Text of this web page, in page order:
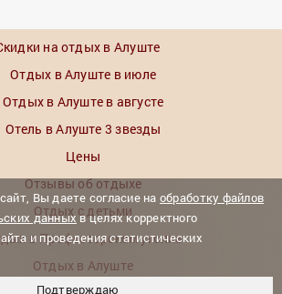
на отдых в Алуште
Отдых в Алуште в июле
Отдых в Алуште в августе
Отель в Алуште 3 звезды
Цены
Отзывы об отдыхе
Отдых с детьми
в Профессорском уголке
Отдых в Алуште
Вы даете согласие на обработку файлов
данныхв целях корректного
и проведения статистических
Подтверждаю